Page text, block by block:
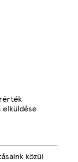
kosárérték
elküldése
közül